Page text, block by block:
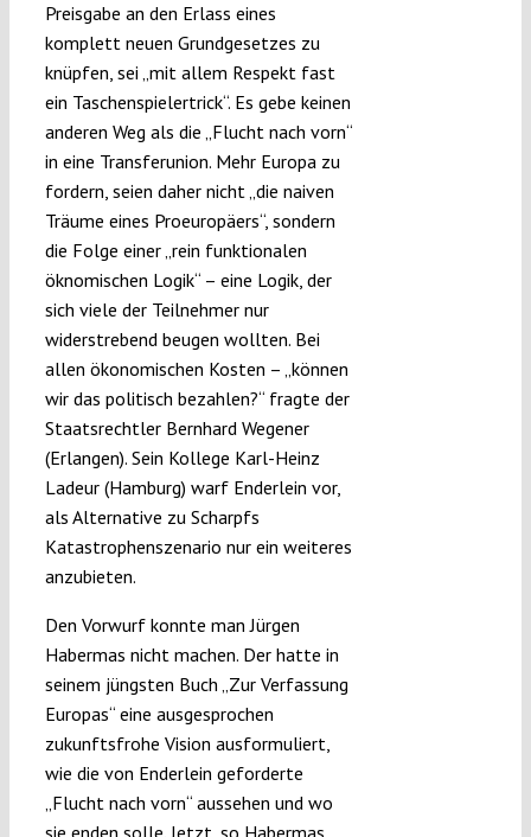
Preisgabe an den Erlass eines
komplett neuen Grundgesetzes zu
knüpfen, sei „mit allem Respekt fast
ein Taschenspielertrick“. Es gebe keinen
anderen Weg als die „Flucht nach vorn“
in eine Transferunion. Mehr Europa zu
fordern, seien daher nicht „die naiven
Träume eines Proeuropäers“, sondern
die Folge einer „rein funktionalen
öknomischen Logik“ – eine Logik, der
sich viele der Teilnehmer nur
widerstrebend beugen wollten. Bei
allen ökonomischen Kosten – „können
wir das politisch bezahlen?“ fragte der
Staatsrechtler Bernhard Wegener
(Erlangen). Sein Kollege Karl-Heinz
Ladeur (Hamburg) warf Enderlein vor,
als Alternative zu Scharpfs
Katastrophenszenario nur ein weiteres
anzubieten.
Den Vorwurf konnte man Jürgen
Habermas nicht machen. Der hatte in
seinem jüngsten Buch „Zur Verfassung
Europas“ eine ausgesprochen
zukunftsfrohe Vision ausformuliert,
wie die von Enderlein geforderte
„Flucht nach vorn“ aussehen und wo